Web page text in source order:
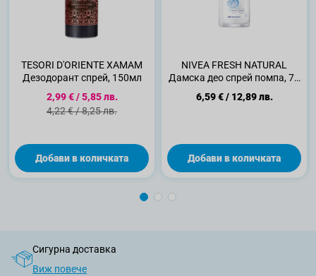
TESORI D'ORIENTE ХАМАМ
Дезодорант спрей, 150мл
Специална цена
2,99 €/5,85 лв.
Стандартна цена
4,22 €/8,25 лв.
Добави в количката
NIVEA FRESH NATURAL
Дамска део спрей помпа, 75
6,59 €/ 12,89 лв.
Добави в количката
Сигурна доставка
Виж повече